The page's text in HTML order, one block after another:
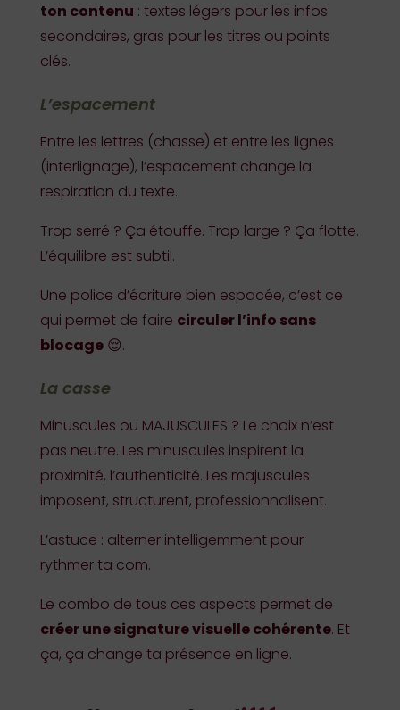
ton contenu : textes légers pour les infos
secondaires, gras pour les titres ou points
clés.
L’espacement
Entre les lettres (chasse) et entre les lignes
(interlignage), l’espacement change la
respiration du texte.
Trop serré ? Ça étouffe. Trop large ? Ça flotte.
L’équilibre est subtil.
Une police d’écriture bien espacée, c’est ce
qui permet de faire circuler l’info sans
blocage😌.
La casse
Minuscules ou MAJUSCULES ? Le choix n’est
pas neutre. Les minuscules inspirent la
proximité, l’authenticité. Les majuscules
imposent, structurent, professionnalisent.
L’astuce : alterner intelligemment pour
rythmer ta com.
Le combo de tous ces aspects permet de
créer une signature visuelle cohérente. Et
ça, ça change ta présence en ligne.